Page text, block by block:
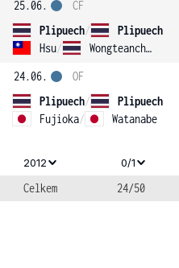
25.06.
Plipuech/
Plipuech
Hsu/ Wongteanchai
ČF
24.06.
Plipuech/
Plipuech
Fujioka/ Watanabe
OF
2012 0/1
Celkem 24/50